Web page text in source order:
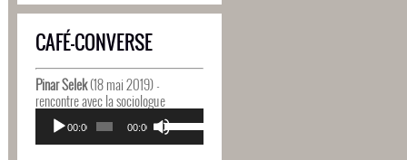
CAFÉ-CONVERSE
Pinar Selek(18 mai 2019) -
rencontre avec la sociologue
Lecteur
audio
00:00 00:00
Utilisez
les
flèches